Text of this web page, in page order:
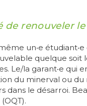
de renouveler
un‧e
quelque
Le/la garant‧e qui
du minerval ou du
dans le désarroi.